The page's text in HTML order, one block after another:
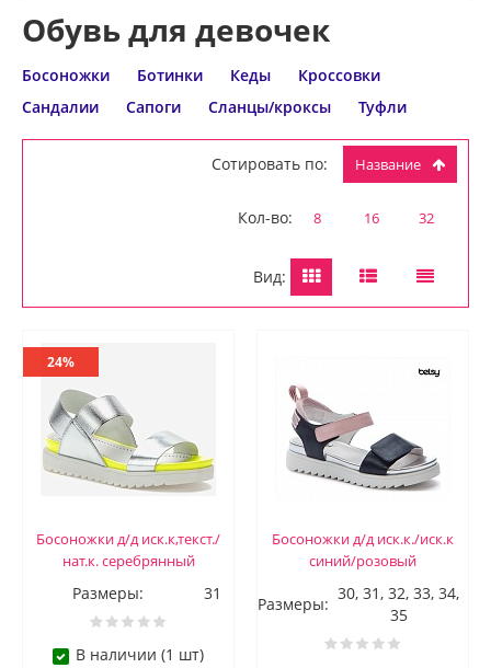
Обувь для девочек
Босоножки Ботинки Кеды
Кроссовки
Сандалии
Сапоги Сланцы/кроксы Туфли
Сотировать по: Название
Кол-во: 8 16 32
Вид:
24%
Босоножки д/д иск.к,текст./
нат.к. серебрянный
Размеры: 31
В наличии (1 шт)
Босоножки д/д иск.к./иск.к
синий/розовый
Размеры:
30, 31, 32, 33, 34,
35